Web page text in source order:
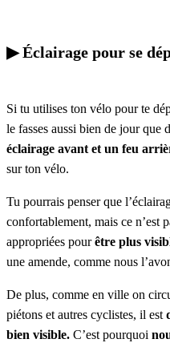
▶︎ Éclairage pour se
Si tu utilises ton vélo pour te
le fasses aussi bien de jour que
éclairage avant et un feu
sur ton vélo.
Tu pourrais penser que
confortablement, mais ce n’est
appropriées pourêtre plus
une amende, comme nous
De plus, comme en ville on
piétons et autres cyclistes, il est
bien visible. C’est pourquoi